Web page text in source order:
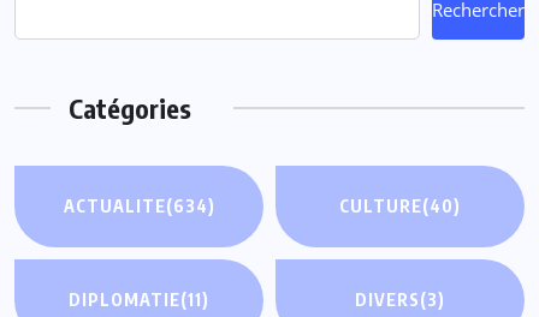
Rechercher
Catégories
ACTUALITE(634) CULTURE(40)
DIPLOMATIE(11) DIVERS(3)